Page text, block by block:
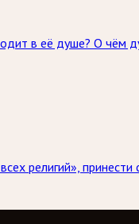
в её душе? О чём
религий»,